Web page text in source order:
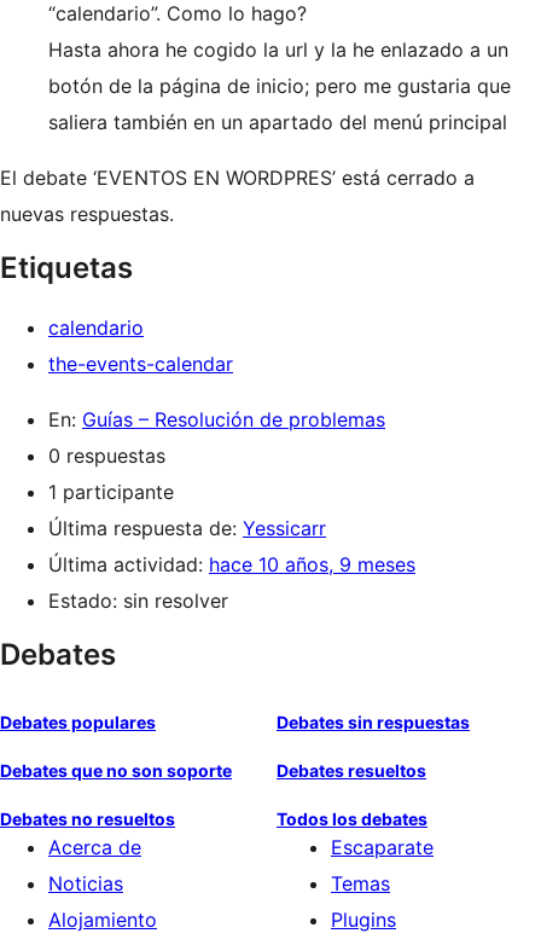
“calendario”. Como lo hago?
Hasta ahora he cogido la url y la he enlazado a un
botón de la página de inicio; pero me gustaria que
saliera también en un apartado del menú principal
El debate ‘EVENTOS EN WORDPRES’ está cerrado a
nuevas respuestas.
Etiquetas
calendario
the-events-calendar
En: Guías – Resolución de problemas
0 respuestas
1 participante
Última respuesta de: Yessicarr
Última actividad: hace 10 años, 9 meses
Estado: sin resolver
Debates
Debates populares Debates sin respuestas
Debates que no son soporte Debates resueltos
Debates no resueltos Todos los debates
Acerca de
Noticias
Alojamiento
Escaparate
Temas
Plugins